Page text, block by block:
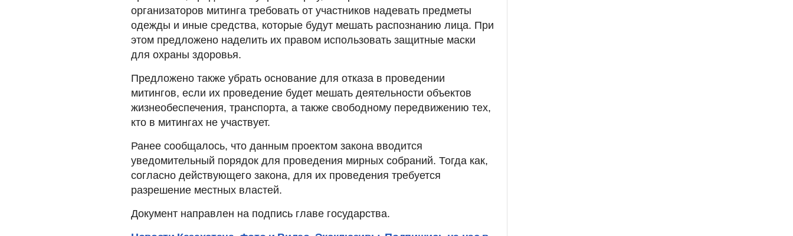
организаторов митинга требовать от участников надевать предметы
одежды и иные средства, которые будут мешать распознанию лица. При
этом предложено наделить их правом использовать защитные маски
для охраны здоровья.
Предложено также убрать основание для отказа в проведении
митингов, если их проведение будет мешать деятельности объектов
жизнеобеспечения, транспорта, а также свободному передвижению тех,
кто в митингах не участвует.
Ранее сообщалось, что данным проектом закона вводится
уведомительный порядок для проведения мирных собраний. Тогда как,
согласно действующего закона, для их проведения требуется
разрешение местных властей.
Документ направлен на подпись главе государства.